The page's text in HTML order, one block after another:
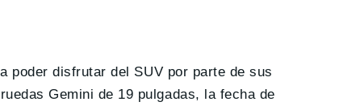
poder disfrutar del SUV por parte de sus
Gemini de 19 pulgadas, la fecha de